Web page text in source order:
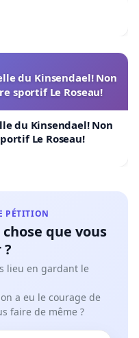
du Kinsendael! Non
sportif Le Roseau!
du Kinsendael! Non
Le Roseau!
PÉTITION
que vous
lieu en gardant le
a eu le courage de
faire de même ?